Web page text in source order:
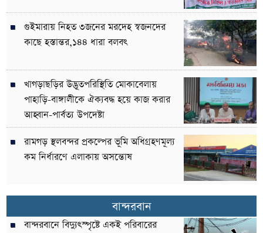
গুইমারায় নিহত ৩জনের মরদেহ স্বজনদের
কাছে হস্তান্তর,১৪৪ ধারা বলবৎ
খাগড়াছড়ির উদ্ভূতপরিস্থিতি মোকাবেলায়
পাহাড়ি-বাঙ্গালীকে ঐক্যবদ্ধ হয়ে কাজ করার
আহ্বান-পার্বত্য উপদেষ্টা
রামগড় স্থলবন্দর প্রকল্পের ভূমি অধিগ্রহণমূল্য
কম নির্ধারণে এলাকায় অসন্তোষ
বান্দরবান
বান্দরবানে বিদ্যুৎস্পৃষ্টে একই পরিবারের